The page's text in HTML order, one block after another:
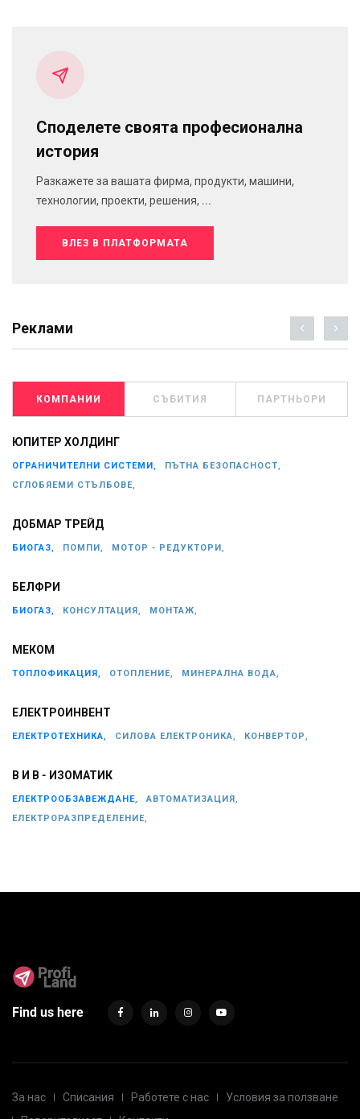
Споделете своята професионална
история
Разкажете за вашата фирма, продукти, машини,
технологии, проекти, решения, ...
ВЛЕЗ В ПЛАТФОРМАТА
Реклами
КОМПАНИИ СЪБИТИЯ ПАРТНЬОРИ
ЮПИТЕР ХОЛДИНГ
ОГРАНИЧИТЕЛНИ СИСТЕМИ,
ПЪТНА БЕЗОПАСНОСТ,
СГЛОБЯЕМИ СТЪЛБОВЕ,
ДОБМАР ТРЕЙД
БИОГАЗ, ПОМПИ, МОТОР - РЕДУКТОРИ,
БЕЛФРИ
БИОГАЗ, КОНСУЛТАЦИЯ, МОНТАЖ,
МЕКОМ
ТОПЛОФИКАЦИЯ, ОТОПЛЕНИЕ, МИНЕРАЛНА ВОДА,
ЕЛЕКТРОИНВЕНТ
ЕЛЕКТРОТЕХНИКА, СИЛОВА ЕЛЕКТРОНИКА, КОНВЕРТОР,
В И В - ИЗОМАТИК
ЕЛЕКТРООБЗАВЕЖДАНЕ,
АВТОМАТИЗАЦИЯ,
ЕЛЕКТРОРАЗПРЕДЕЛЕНИЕ,
Find us here
За нас Списания Работете с нас
Условия за ползване